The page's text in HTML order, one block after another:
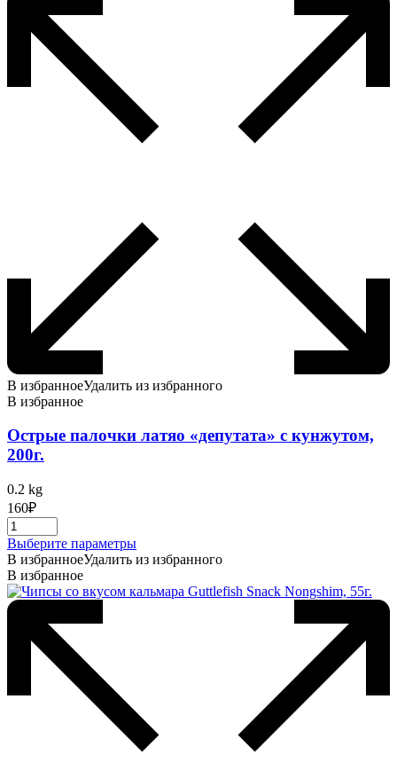
В избранноеУдалить из избранного
В избранное
Острые палочки латяо «депутата» с кунжутом,
200г.
0.2 kg
160₽
Выберите параметрыЭтот
товар
несколько
В избранноеУдалить из избранного
В избранное